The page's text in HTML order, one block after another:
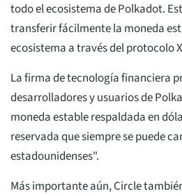
todo el ecosistema de Polkadot.
transferir fácilmente la moneda
ecosistema a través del protocolo
La firma de tecnología financiera
desarrolladores y usuarios de
moneda estable respaldada en
reservada que siempre se puede
estadounidenses".
Más importante aún, Circle